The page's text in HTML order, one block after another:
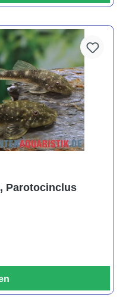
Parotocinclus